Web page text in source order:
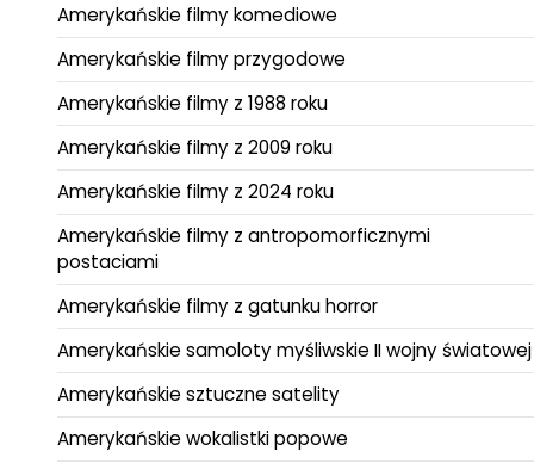
Amerykańskie filmy komediowe
Amerykańskie filmy przygodowe
Amerykańskie filmy z 1988 roku
Amerykańskie filmy z 2009 roku
Amerykańskie filmy z 2024 roku
Amerykańskie filmy z antropomorficznymi
postaciami
Amerykańskie filmy z gatunku horror
Amerykańskie samoloty myśliwskie II wojny światowej
Amerykańskie sztuczne satelity
Amerykańskie wokalistki popowe